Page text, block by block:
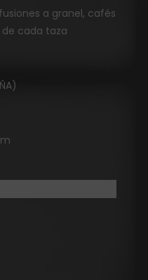
a granel, cafés
cada taza